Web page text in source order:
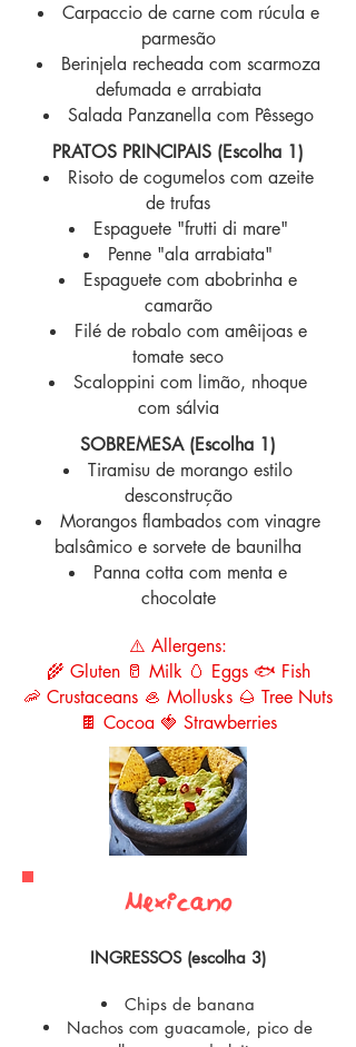
Carpaccio de carne com rúcula e
parmesão
Berinjela recheada com scarmoza
defumada e arrabiata
Salada Panzanella com Pêssego
PRATOS PRINCIPAIS (Escolha 1)
Risoto de cogumelos com azeite
de trufas
Espaguete "frutti di mare"
Penne "ala arrabiata"
Espaguete com abobrinha e
camarão
Filé de robalo com amêijoas e
tomate seco
Scaloppini com limão, nhoque
com sálvia
SOBREMESA (Escolha 1)
Tiramisu de morango estilo
desconstrução
Morangos flambados com vinagre
balsâmico e sorvete de baunilha
Panna cotta com menta e
chocolate
⚠️ Allergens:
🌾 Gluten 🥛 Milk 🥚 Eggs 🐟 Fish
🦐 Crustaceans 🦪 Mollusks 🌰 Tree Nuts
🍫 Cocoa 🍓 Strawberries
Mexican0
INGRESSOS (escolha 3)
Chips de banana
Nachos com guacamole, pico de